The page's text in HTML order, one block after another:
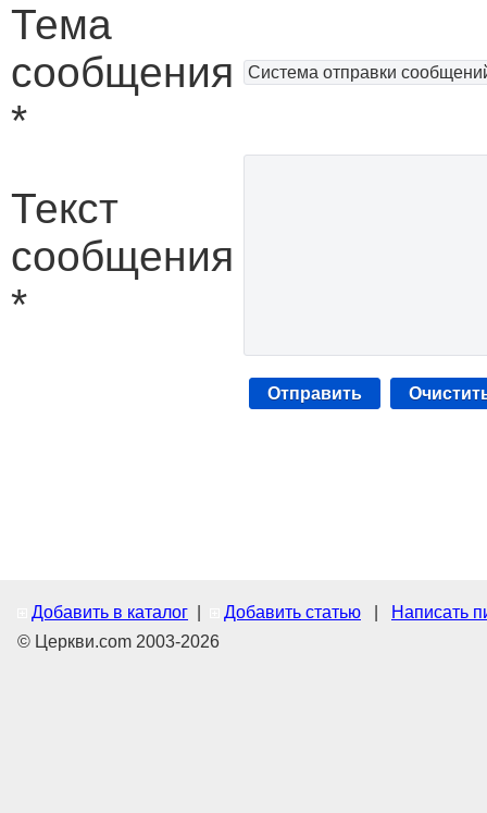
Тема
сообщения
*
Текст
сообщения
*
Добавить в каталог Добавить статью
Написать
© Церкви.com 2003-2026